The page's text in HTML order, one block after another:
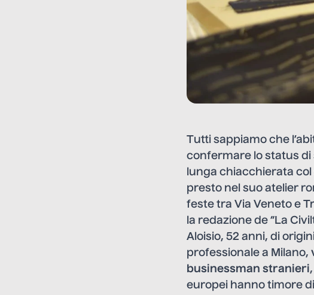
Tutti sappiamo che
confermare lo status di
lunga chiacchierata
presto nel suo atelier
feste tra Via Veneto e
la redazione de “La
Aloisio, 52 anni, di
professionale a Milano,
businessman stranieri
europei hanno timore